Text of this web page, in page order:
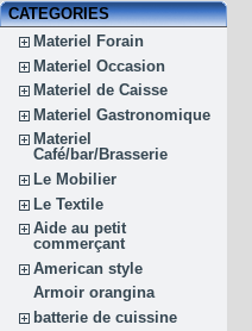
CATEGORIES
Materiel Forain
Materiel Occasion
Materiel de Caisse
Materiel Gastronomique
Materiel
Café/bar/Brasserie
Le Mobilier
Le Textile
Aide au petit
commerçant
American style
Armoir orangina
batterie de cuissine